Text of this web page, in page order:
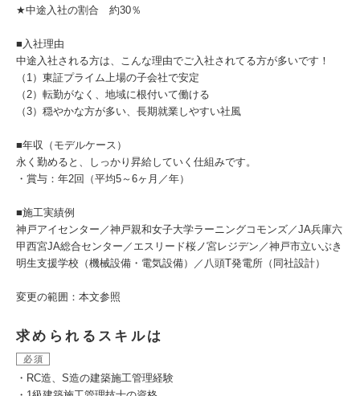
★中途入社の割合 約30％
■入社理由
中途入社される方は、こんな理由でご入社されてる方が多いです！
（1）東証プライム上場の子会社で安定
（2）転勤がなく、地域に根付いて働ける
（3）穏やかな方が多い、長期就業しやすい社風
■年収（モデルケース）
永く勤めると、しっかり昇給していく仕組みです。
・賞与：年2回（平均5～6ヶ月／年）
■施工実績例
神戸アイセンター／神戸親和女子大学ラーニングコモンズ／JA兵庫六
甲西宮JA総合センター／エスリード桜ノ宮レジデン／神戸市立いぶき
明生支援学校（機械設備・電気設備）／八頭T発電所（同社設計）
変更の範囲：本文参照
求められるスキルは
必須
・RC造、S造の建築施工管理経験